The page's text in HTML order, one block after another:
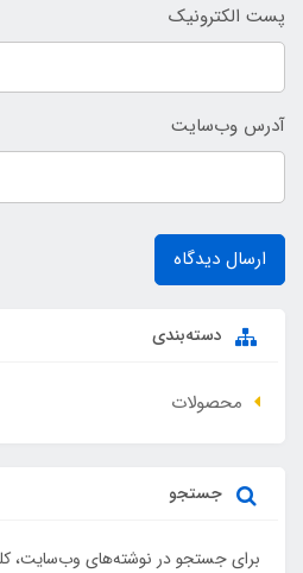
پست الکترونیک
آدرس وب‌سایت
ارسال دیدگاه
دسته‌بندی
محصولات
جستجو
برای جستجو در نوشته‌های وب‌سایت،